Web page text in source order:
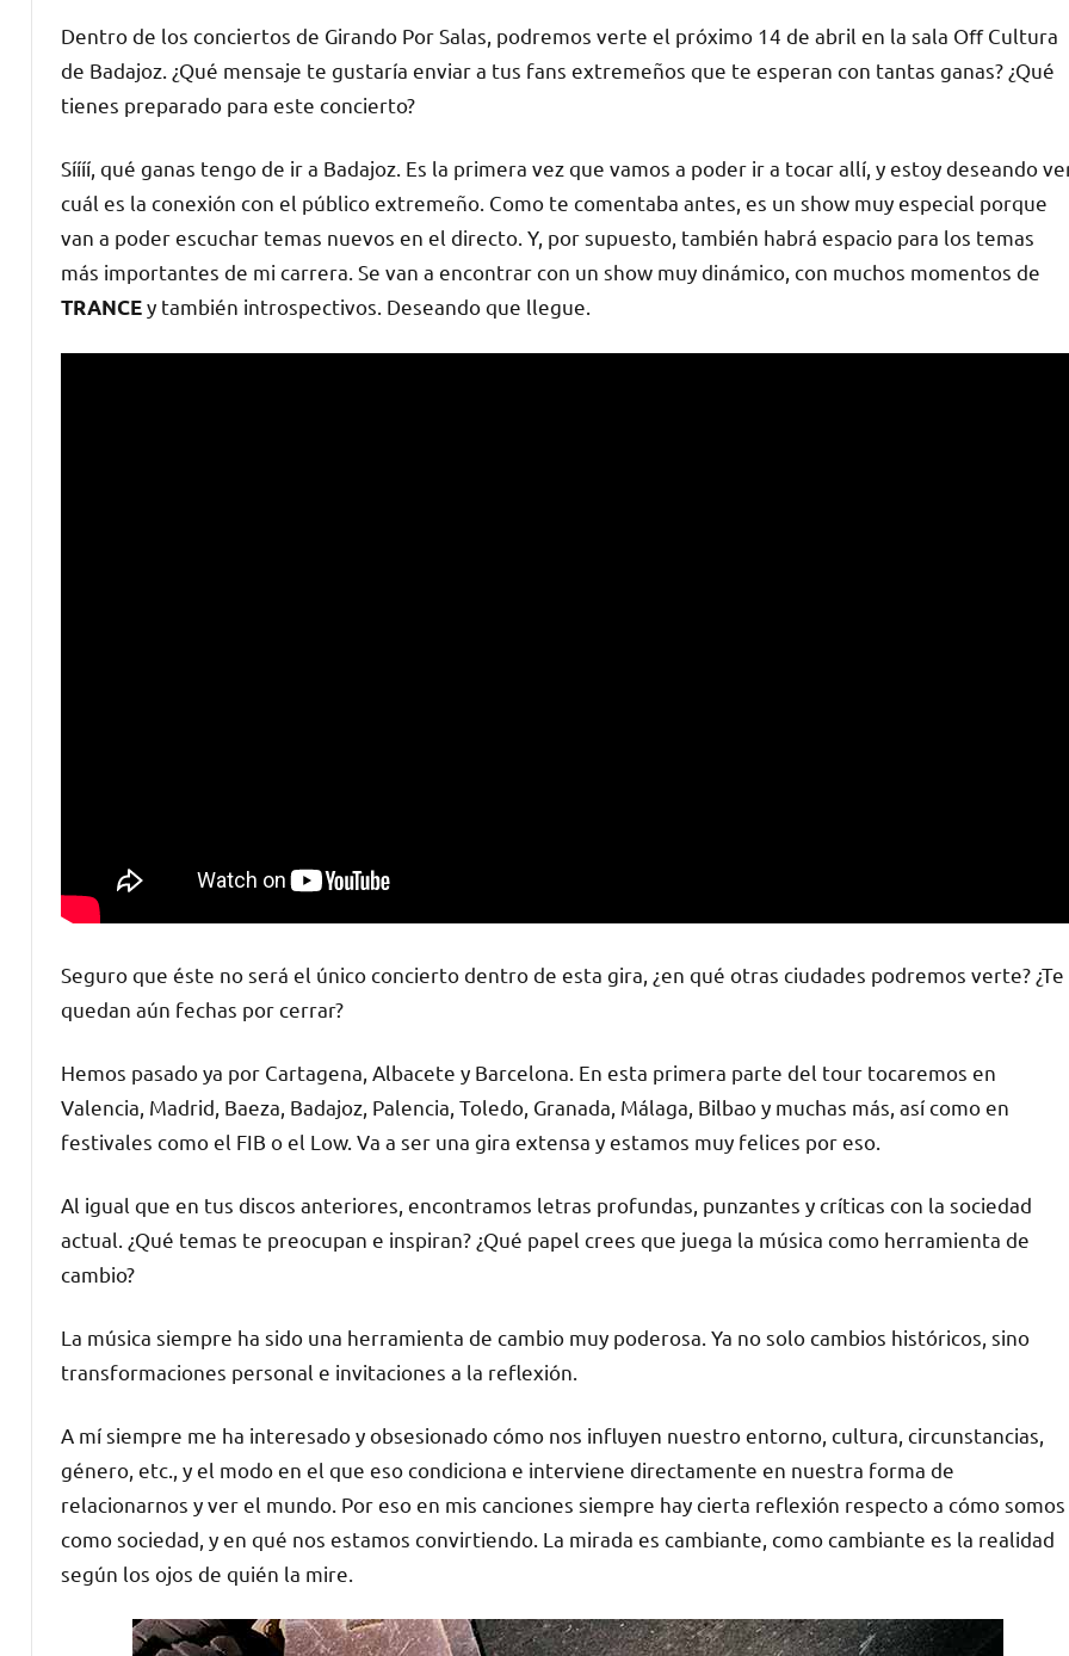
Dentro de los conciertos de Girando Por Salas, podremos verte el próximo 14 de abril en la sala Oﬀ Cultura
de Badajoz. ¿Qué mensaje te gustaría enviar a tus fans extremeños que te esperan con tantas ganas? ¿Qué
tienes preparado para este concierto?
Síííí, qué ganas tengo de ir a Badajoz. Es la primera vez que vamos a poder ir a tocar allí, y estoy deseando
cuál es la conexión con el público extremeño. Como te comentaba antes, es un show muy especial porque
van a poder escuchar temas nuevos en el directo. Y, por supuesto, también habrá espacio para los temas
más importantes de mi carrera. Se van a encontrar con un show muy dinámico, con muchos momentos de
TRANCEy también introspectivos. Deseando que llegue.
Seguro que éste no será el único concierto dentro de esta gira, ¿en qué otras ciudades podremos verte? ¿Te
quedan aún fechas por cerrar?
Hemos pasado ya por Cartagena, Albacete y Barcelona. En esta primera parte del tour tocaremos en
Valencia, Madrid, Baeza, Badajoz, Palencia, Toledo, Granada, Málaga, Bilbao y muchas más, así como en
festivales como el FIB o el Low. Va a ser una gira extensa y estamos muy felices por eso.
Al igual que en tus discos anteriores, encontramos letras profundas, punzantes y críticas con la sociedad
actual. ¿Qué temas te preocupan e inspiran? ¿Qué papel crees que juega la música como herramienta de
cambio?
La música siempre ha sido una herramienta de cambio muy poderosa. Ya no solo cambios históricos, sino
transformaciones personal e invitaciones a la reflexión.
A mí siempre me ha interesado y obsesionado cómo nos influyen nuestro entorno, cultura, circunstancias,
género, etc., y el modo en el que eso condiciona e interviene directamente en nuestra forma de
relacionarnos y ver el mundo. Por eso en mis canciones siempre hay cierta reflexión respecto a cómo somos
como sociedad, y en qué nos estamos convirtiendo. La mirada es cambiante, como cambiante es la realidad
según los ojos de quién la mire.